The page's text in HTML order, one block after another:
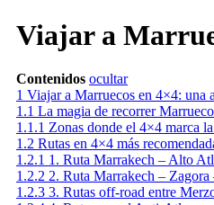
Viajar a
Contenidos ocultar
1 Viajar a Marruecos en 4×4: una
1.1 La magia de recorrer
1.1.1 Zonas donde el 4×4 marca
1.2 Rutas en 4×4 más
1.2.1 1. Ruta Marrakech – Alto
1.2.2 2. Ruta Marrakech –
1.2.3 3. Rutas off-road entre